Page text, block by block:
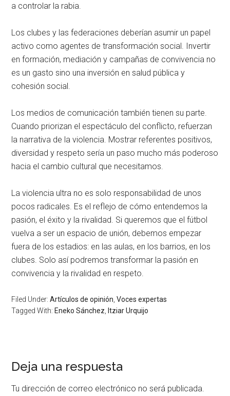
a controlar la rabia.
Los clubes y las federaciones deberían asumir un papel
activo como agentes de transformación social. Invertir
en formación, mediación y campañas de convivencia no
es un gasto sino una inversión en salud pública y
cohesión social.
Los medios de comunicación también tienen su parte.
Cuando priorizan el espectáculo del conflicto, refuerzan
la narrativa de la violencia. Mostrar referentes positivos,
diversidad y respeto sería un paso mucho más poderoso
hacia el cambio cultural que necesitamos.
La violencia ultra no es solo responsabilidad de unos
pocos radicales. Es el reflejo de cómo entendemos la
pasión, el éxito y la rivalidad. Si queremos que el fútbol
vuelva a ser un espacio de unión, debemos empezar
fuera de los estadios: en las aulas, en los barrios, en los
clubes. Solo así podremos transformar la pasión en
convivencia y la rivalidad en respeto.
Filed Under:Artículos de opinión ,Voces expertas
Tagged With: Eneko Sánchez Itziar Urquijo
Deja una respuesta
Tu dirección de correo electrónico no será publicada.